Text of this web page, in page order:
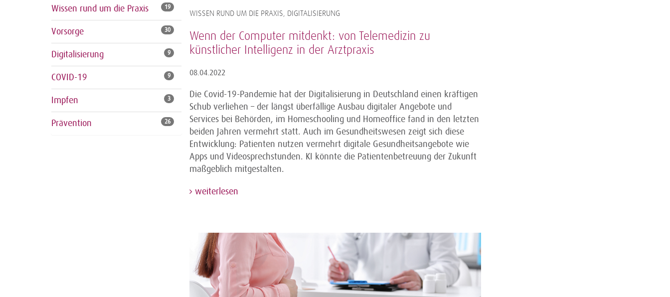
Wissen rund um die Praxis 19
Vorsorge 30
Digitalisierung 9
COVID-19 9
Impfen 3
Prävention 26
WISSEN RUND UM DIE PRAXIS, DIGITALISIERUNG
Wenn der Computer mitdenkt: von Telemedizin zu
künstlicher Intelligenz in der Arztpraxis
08.04.2022
Die Covid-19-Pandemie hat der Digitalisierung in Deutschland einen kräftigen
Schub verliehen – der längst überfällige Ausbau digitaler Angebote und
Services bei Behörden, im Homeschooling und Homeoffice fand in den letzten
beiden Jahren vermehrt statt. Auch im Gesundheitswesen zeigt sich diese
Entwicklung: Patienten nutzen vermehrt digitale Gesundheitsangebote wie
Apps und Videosprechstunden. KI könnte die Patientenbetreuung der Zukunft
maßgeblich mitgestalten.
weiterlesen